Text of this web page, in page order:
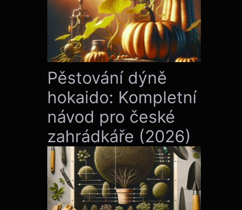
Pěstování dýně
hokaido: Kompletní
návod pro české
zahrádkáře (2026)